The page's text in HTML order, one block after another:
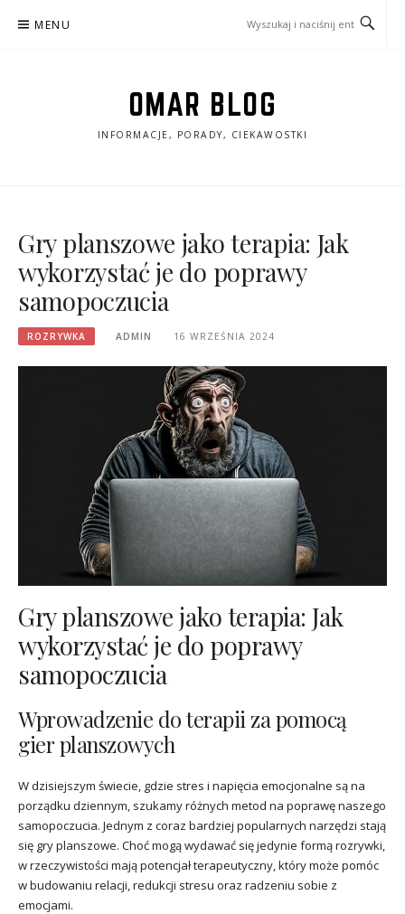
MENU
OMAR BLOG
INFORMACJE, PORADY, CIEKAWOSTKI
Gry planszowe jako terapia: Jak
wykorzystać je do poprawy
samopoczucia
ROZRYWKA ADMIN 16 WRZEŚNIA 2024
Gry planszowe jako terapia: Jak
wykorzystać je do poprawy
samopoczucia
Wprowadzenie do terapii za pomocą
gier planszowych
W dzisiejszym świecie, gdzie stres i napięcia emocjonalne są na
porządku dziennym, szukamy różnych metod na poprawę naszego
samopoczucia. Jednym z coraz bardziej popularnych narzędzi stają
się gry planszowe. Choć mogą wydawać się jedynie formą rozrywki,
w rzeczywistości mają potencjał terapeutyczny, który może pomóc
w budowaniu relacji, redukcji stresu oraz radzeniu sobie z
emocjami.